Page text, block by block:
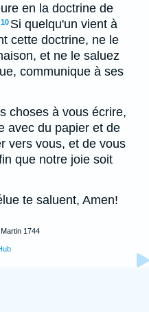
en la doctrine de
10 Si quelqu'un vient à
cette doctrine, ne le
et ne le saluez
communique à ses
choses à vous écrire,
avec du papier et de
vers vous, et de vous
que notre joie soit
te saluent, Amen!
1744